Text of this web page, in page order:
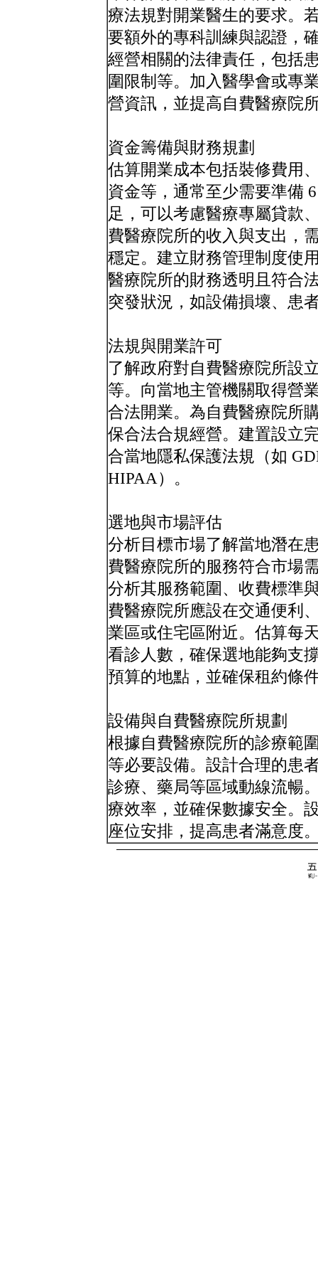
療法規對開業醫生的要求。
要額外的專科訓練與認證，
經營相關的法律責任，包括
圍限制等。加入醫學會或專
營資訊，並提高自費醫療院
資金籌備與財務規劃
估算開業成本包括裝修費用
資金等，通常至少需要準備
足，可以考慮醫療專屬貸款
費醫療院所的收入與支出，
穩定。建立財務管理制度使
醫療院所的財務透明且符合
突發狀況，如設備損壞、患
法規與開業許可
了解政府對自費醫療院所設
等。向當地主管機關取得營
合法開業。為自費醫療院所
保合法合規經營。建置設立
合當地隱私保護法規（如
HIPAA）。
選地與市場評估
分析目標市場了解當地潛在
費醫療院所的服務符合市場
分析其服務範圍、收費標準
費醫療院所應設在交通便利
業區或住宅區附近。估算每
看診人數，確保選地能夠支
預算的地點，並確保租約條
設備與自費醫療院所規劃
根據自費醫療院所的診療範
等必要設備。設計合理的患
診療、藥局等區域動線流暢
療效率，並確保數據安全。
座位安排，提高患者滿意度